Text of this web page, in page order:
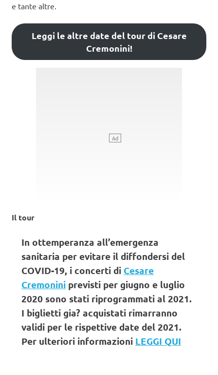
e tante altre.
Leggi le altre date del tour di Cesare
Cremonini!
Il tour
In ottemperanza all’emergenza
sanitaria per evitare il diffondersi del
COVID-19, i concerti di Cesare
Cremonini previsti per giugno e luglio
2020 sono stati riprogrammati al 2021.
I biglietti gia? acquistati rimarranno
validi per le rispettive date del 2021.
Per ulteriori informazioni LEGGI QUI